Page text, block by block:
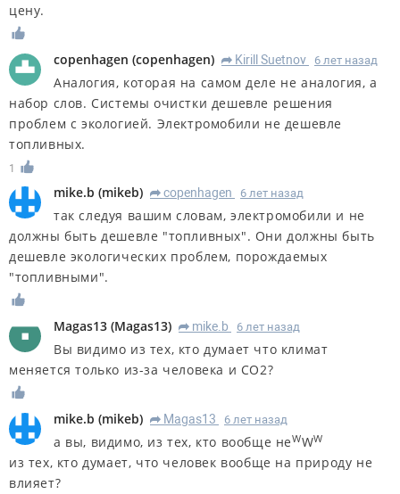
цену.
copenhagen (copenhagen) R Kirill Suetnov 6 лет назад
Аналогия, которая на самом деле не аналогия, а
набор слов. Системы очистки дешевле решения
проблем с экологией. Электромобили не дешевле
топливных.
1
mike.b (mikeb) R copenhagen 6 лет назад
так следуя вашим словам, электромобили и не
должны быть дешевле "топливных". Они должны быть
дешевле экологических проблем, порождаемых
"топливными".
Magas13 (Magas13) R mike.b 6 лет назад
Вы видимо из тех, кто думает что климат
меняется только из-за человека и CO2?
mike.b (mikeb) R Magas13 6 лет назад
а вы, видимо, из тех, кто вообще неWWW
из тех, кто думает, что человек вообще на природу не
влияет?